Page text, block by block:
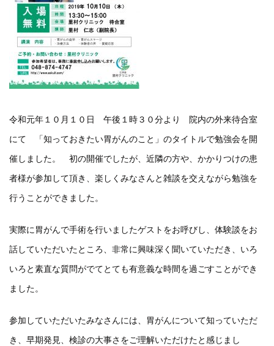
令和元年１０月１０日 午後１時３０分より 院内の外来待合室
にて 「知っておきたい胃がんのこと」のタイトルで勉強会を開
催しました。 初の開催でしたが、近隣の方や、かかりつけの患
者様が参加して頂き、楽しくみなさんと雑談を交えながら勉強を
行うことができました。
実際に胃がんで手術を行いましたゲストをお呼びし、体験談をお
話していただいたところ、非常に興味深く聞いていただき、いろ
いろと素直な質問がでてとても有意義な時間を過ごすことができ
ました。
参加していただいたみなさんには、胃がんについて知っていただ
き、早期発見、検診の大事さをご理解いただけたと感じまし